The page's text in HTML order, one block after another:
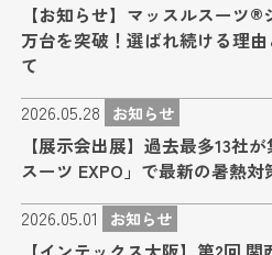
【お知らせ】マッスルスーツ
万台を突破！選ばれ続ける理
て
2026.05.28 お知らせ
【展示会出展】過去最多13社
スーツ EXPO」で最新の暑熱
2026.05.01 お知らせ